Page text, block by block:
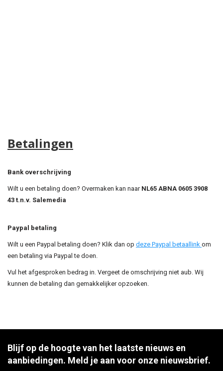
Betalingen
Bank overschrijving
Wilt u een betaling doen? Overmaken kan naar NL65 ABNA 0605 3908
43 t.n.v. Salemedia
Paypal betaling
Wilt u een Paypal betaling doen? Klik dan op deze Paypal betaallink om
een betaling via Paypal te doen.
Vul het afgesproken bedrag in. Vergeet de omschrijving niet aub. Wij
kunnen de betaling dan gemakkelijker opzoeken.
Blijf op de hoogte van het laatste nieuws en
aanbiedingen. Meld je aan voor onze nieuwsbrief.